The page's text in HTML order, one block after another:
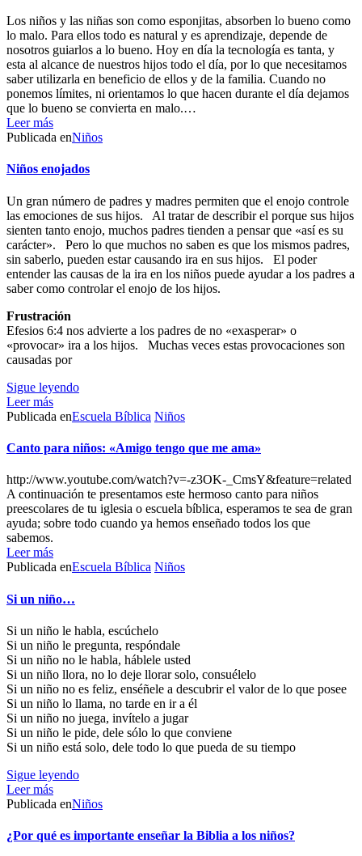
Los niños y las niñas son como esponjitas, absorben lo bueno como
lo malo. Para ellos todo es natural y es aprendizaje, depende de
nosotros guiarlos a lo bueno. Hoy en día la tecnología es tanta, y
esta al alcance de nuestros hijos todo el día, por lo que necesitamos
saber utilizarla en beneficio de ellos y de la familia. Cuando no
ponemos límites, ni orientamos lo que hacen durante el día dejamos
que lo bueno se convierta en malo.…
Leer más
Publicada enNiños
Niños enojados
Un gran número de padres y madres permiten que el enojo controle
las emociones de sus hijos. Al tratar de describir el porque sus hijos
sienten tanto enojo, muchos padres tienden a pensar que «así es su
carácter». Pero lo que muchos no saben es que los mismos padres,
sin saberlo, pueden estar causando ira en sus hijos. El poder
entender las causas de la ira en los niños puede ayudar a los padres a
saber como controlar el enojo de los hijos.
Frustración
Efesios 6:4 nos advierte a los padres de no «exasperar» o
«provocar» ira a los hijos. Muchas veces estas provocaciones son
causadas por
Sigue leyendo
Leer más
Publicada enEscuela Bíblica Niños
Canto para niños: «Amigo tengo que me ama»
http://www.youtube.com/watch?v=-z3OK-_CmsY&feature=related
A continuación te presentamos este hermoso canto para niños
preescolares de tu iglesia o escuela bíblica, esperamos te sea de gran
ayuda; sobre todo cuando ya hemos enseñado todos los que
sabemos.
Leer más
Publicada enEscuela Bíblica Niños
Si un niño…
Si un niño le habla, escúchelo
Si un niño le pregunta, respóndale
Si un niño no le habla, háblele usted
Si un niño llora, no lo deje llorar solo, consuélelo
Si un niño no es feliz, enséñele a descubrir el valor de lo que posee
Si un niño lo llama, no tarde en ir a él
Si un niño no juega, invítelo a jugar
Si un niño le pide, dele sólo lo que conviene
Si un niño está solo, dele todo lo que pueda de su tiempo
Sigue leyendo
Leer más
Publicada enNiños
¿Por qué es importante enseñar la Biblia a los niños?